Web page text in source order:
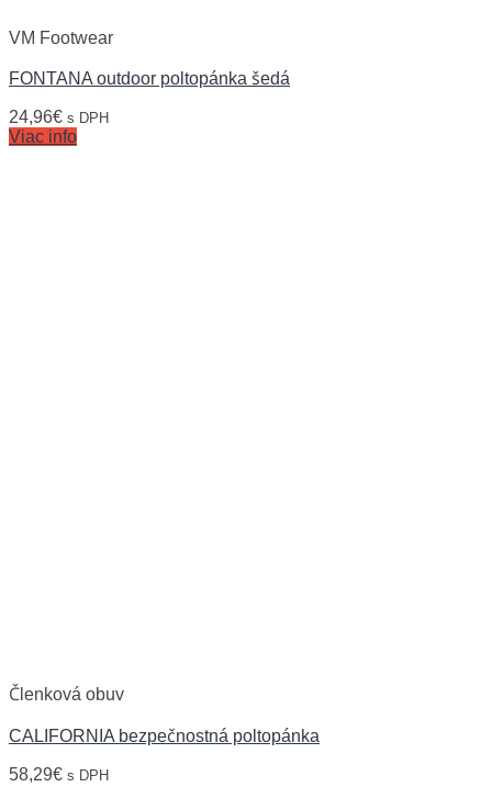
VM Footwear
FONTANA outdoor poltopánka šedá
24,96€ s DPH
Viac info
Členková obuv
CALIFORNIA bezpečnostná poltopánka
58,29€ s DPH